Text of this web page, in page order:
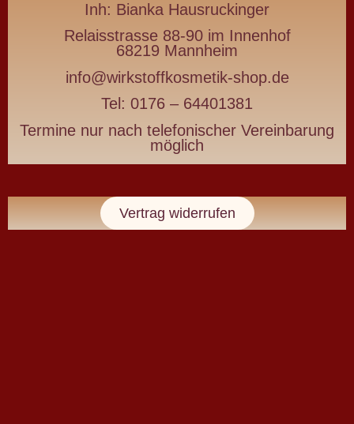
Wirkstoffkosmetik
für
Haut
&
Inh: Bianka Hausruckinger
Relaisstrasse 88-90 im Innenhof
68219 Mannheim
info@wirkstoffkosmetik-shop.de
Tel: 0176 – 64401381
Termine nur nach telefonischer Vereinbarung
möglich
Vertrag widerrufen